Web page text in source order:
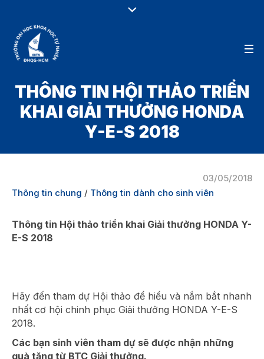
THÔNG TIN HỘI THẢO TRIỂN
KHAI GIẢI THƯỞNG HONDA
Y-E-S 2018
03/05/2018
Thông tin chung / Thông tin dành cho sinh viên
Thông tin Hội thảo triển khai Giải thưởng HONDA Y-
E-S 2018
Hãy đến tham dự Hội thảo để hiểu và nắm bắt nhanh
nhất cơ hội chinh phục Giải thưởng HONDA Y-E-S
2018.
Các bạn sinh viên tham dự sẽ được nhận những
quà tặng từ BTC Giải thưởng.